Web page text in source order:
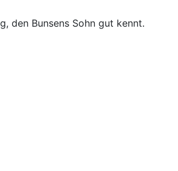
den Bunsens Sohn gut kennt.